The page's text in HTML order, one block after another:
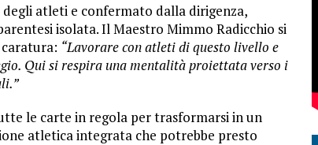
degli atleti e confermato dalla dirigenza,
isolata. Il Maestro Mimmo Radicchio si
“Lavorare con atleti di questo livello e
Qui si respira una mentalità proiettata verso i
le carte in regola per trasformarsi in un
atletica integrata che potrebbe presto